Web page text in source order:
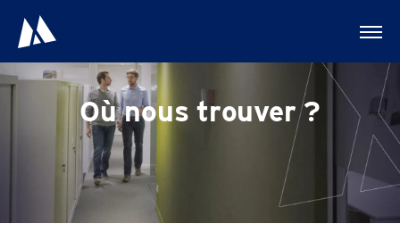
Où nous trouver ?